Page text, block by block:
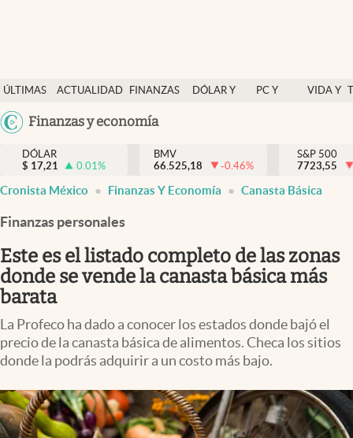
ÚLTIMAS
NOTICIAS
ACTUALIDAD
FINANZAS
DÓLAR Y
PC Y
VIDA Y
México
USA
Finanzas y economía
Actualidad
Finanzas y economía
Dólar y mercados
Pc y celular
Vida y estilo
Tv
Clima
Espiritualidad
Mediakit
DÓLAR
$ 17,21 0.01%
BMV
66.525,18
-0.46%
S&P 500
7723,55
Cronista México Finanzas Y Economía Canasta Básica
Finanzas personales
Este es el listado completo de las zonas
donde se vende la canasta básica más
barata
La Profeco ha dado a conocer los estados donde bajó el
precio de la canasta básica de alimentos. Checa los sitios
donde la podrás adquirir a un costo más bajo.